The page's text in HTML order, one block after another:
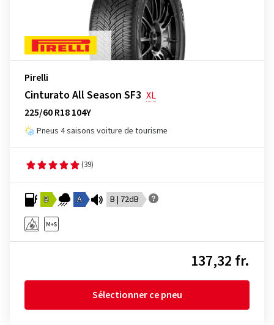
Pirelli
Cinturato All Season SF3 XL
225/60 R18 104Y
Pneus 4 saisons voiture de tourisme
(39)
B A B | 72dB
137,32 fr.
Sélectionner ce pneu